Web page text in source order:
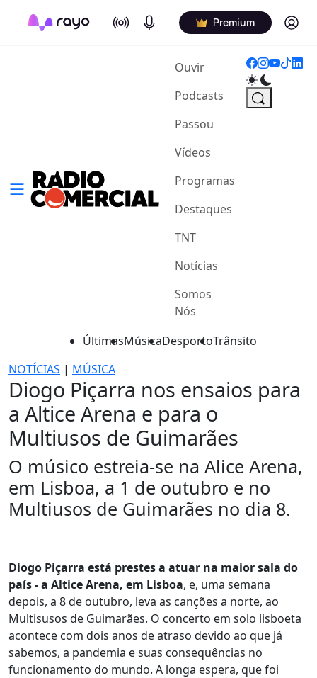
On Air Podcasts Premium Log in
Ouvir(current)
Podcasts
Passou
Vídeos
Programas
Destaques
TNT
Notícias
Somos
Nós
ÚltimasMúsicaDesportoTrânsito
NOTÍCIAS | MÚSICA
Diogo Piçarra nos ensaios para
a Altice Arena e para o
Multiusos de Guimarães
O músico estreia-se na Alice Arena,
em Lisboa, a 1 de outubro e no
Multiusos de Guimarães no dia 8.
Diogo Piçarra está prestes a atuar na maior sala do
país - a Altice Arena, em Lisboa, e, uma semana
depois, a 8 de outubro, leva as canções a norte, ao
Multisusos de Guimarães. O concerto em solo lisboeta
acontece com dois anos de atraso devido ao que já
sabemos, a pandemia e suas consequências no
funcionamento do mundo. A longa espera, que foi